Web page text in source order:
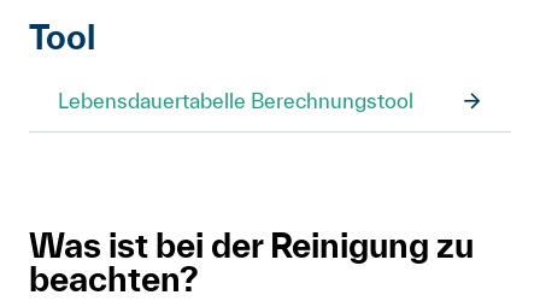
Tool
Lebensdauertabelle Berechnungstool
Was ist bei der Reinigung zu
beachten?